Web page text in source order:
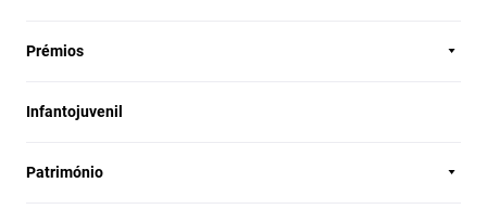
Prémios
Infantojuvenil
Património